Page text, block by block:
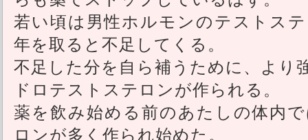
若い頃は男性ホルモンのテストス
年を取ると不足してくる。
不足した分を自ら補うために、より
ドロテストステロンが作られる。
薬を飲み始める前のあたしの体内
ロンが多く作られ始めた。